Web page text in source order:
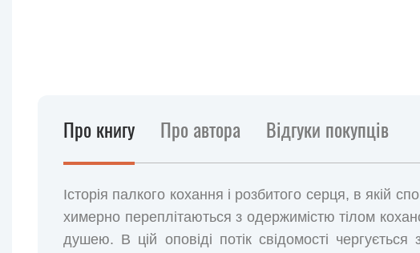
Про книгу Про автора Відгуки покупців
Історія палкого кохання і розбитого серця, в якій
химерно переплітаються з одержимістю тілом
душею. В цій оповіді потік свідомості